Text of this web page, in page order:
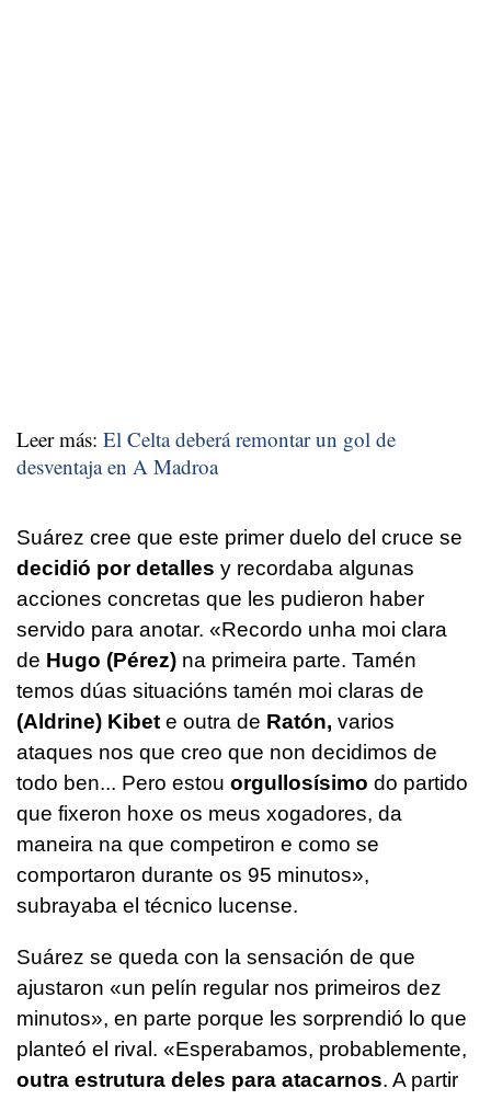
Leer más: El Celta deberá remontar un gol de
desventaja en A Madroa
Suárez cree que este primer duelo del cruce se
decidió por detalles y recordaba algunas
acciones concretas que les pudieron haber
servido para anotar. «Recordo unha moi clara
de Hugo (Pérez) na primeira parte. Tamén
temos dúas situacións tamén moi claras de
(Aldrine) Kibet e outra de Ratón, varios
ataques nos que creo que non decidimos de
todo ben... Pero estou orgullosísimo do partido
que fixeron hoxe os meus xogadores, da
maneira na que competiron e como se
comportaron durante os 95 minutos»,
subrayaba el técnico lucense.
Suárez se queda con la sensación de que
ajustaron «un pelín regular nos primeiros dez
minutos», en parte porque les sorprendió lo que
planteó el rival. «Esperabamos, probablemente,
outra estrutura deles para atacarnos. A partir